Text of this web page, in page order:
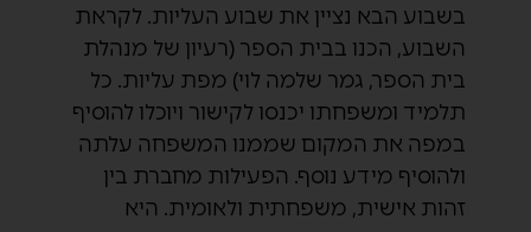
בשבוע הבא נציין את שבוע העליות. לקראת
השבוע, הכנו בבית הספר (רעיון של מנהלת
בית הספר, גמר שלמה לוי) מפת עליות. כל
תלמיד ומשפחתו יכנסו לקישור ויוכלו להוסיף
במפה את המקום שממנו המשפחה עלתה
ולהוסיף מידע נוסף. הפעילות מחברת בין
זהות אישית, משפחתית ולאומית. היא